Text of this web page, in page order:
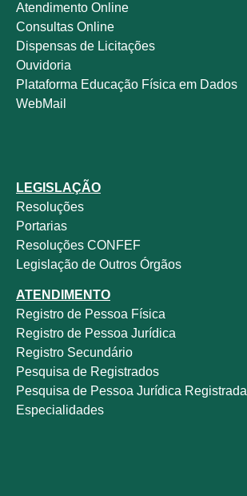
Atendimento Online
Consultas Online
Dispensas de Licitações
Ouvidoria
Plataforma Educação Física em Dados
WebMail
LEGISLAÇÃO
Resoluções
Portarias
Resoluções CONFEF
Legislação de Outros Órgãos
ATENDIMENTO
Registro de Pessoa Física
Registro de Pessoa Jurídica
Registro Secundário
Pesquisa de Registrados
Pesquisa de Pessoa Jurídica Registrada
Especialidades